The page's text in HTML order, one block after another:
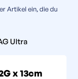
Artikel ein, die du
Ultra
x 13cm